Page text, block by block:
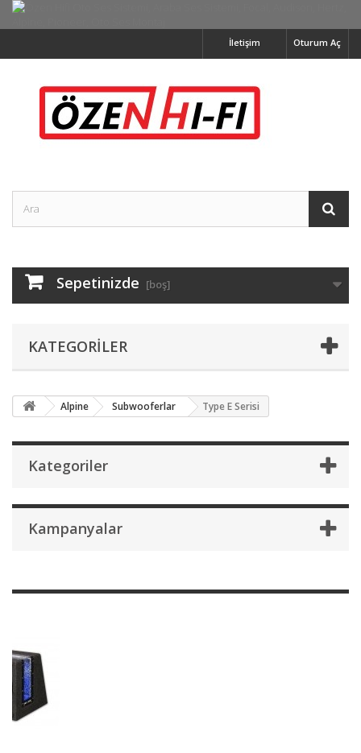
Oturum Aç
İletişim
Sepetinizde [boş]
KATEGORILER
Alpine Subwooferlar Type E Serisi
Kategoriler
Kampanyalar